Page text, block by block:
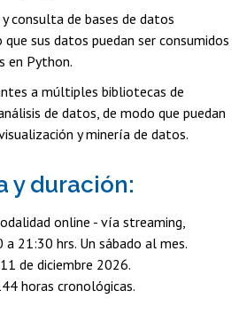
consulta de bases de datos
sus datos puedan ser consumidos
en Python.
a múltiples bibliotecas de
de datos, de modo que puedan
y minería de datos.
y duración:
online - vía streaming,
21:30 hrs. Un sábado al mes.
de diciembre 2026.
horas cronológicas.